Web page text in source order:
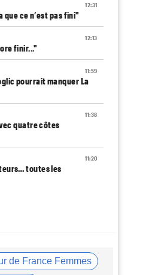
12:31
que ce n’est pas fini"
12:13
finir..."
11:59
pourrait manquer La
11:38
quatre côtes
11:20
toutes les
sans pub ni pop up :
de France Femmes